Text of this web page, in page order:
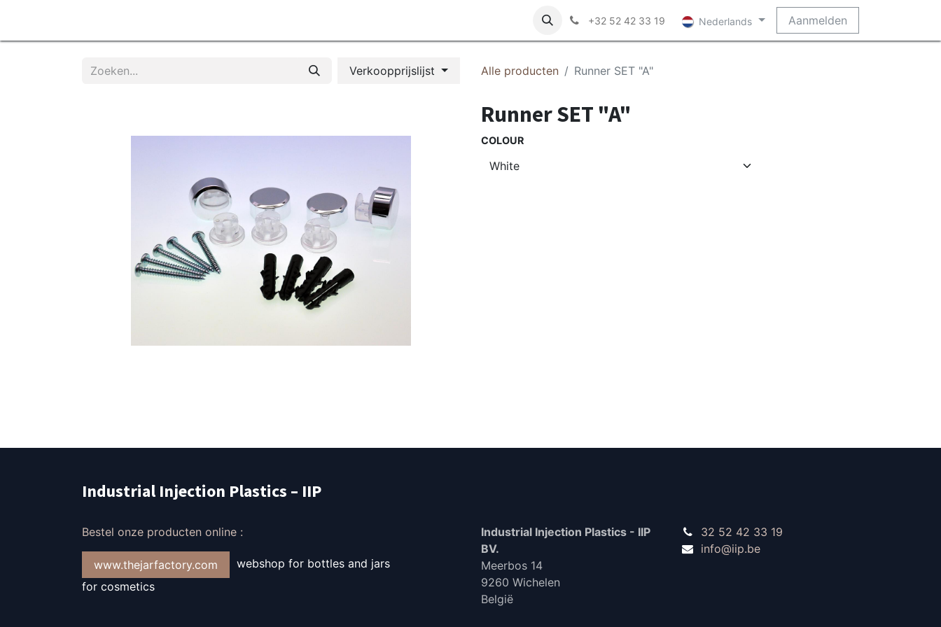
+32 52 42 33 19 Nederlands Aanmelden
Verkoopprijslijst Alle producten Runner SET "A"
Runner SET "A"
COLOUR
Industrial Injection Plastics – IIP
Bestel onze producten online :
www.thejarfactory.com
webshop for bottles and jars
for cosmetics
Industrial Injection Plastics - IIP
BV.
Meerbos 14
9260 Wichelen
België
32 52 42 33 19
info@iip.be